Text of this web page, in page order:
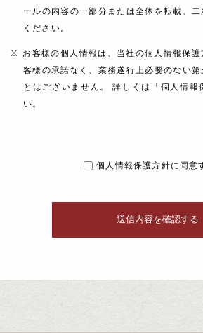
ールの内容の一部分または全体を転載、
ください。
お客様の個人情報は、当社の個人情報保
客様の承諾なく、業務遂行上必要のない
とはございません。 詳しくは「個人情報
い。
個人情報保護方針に同意